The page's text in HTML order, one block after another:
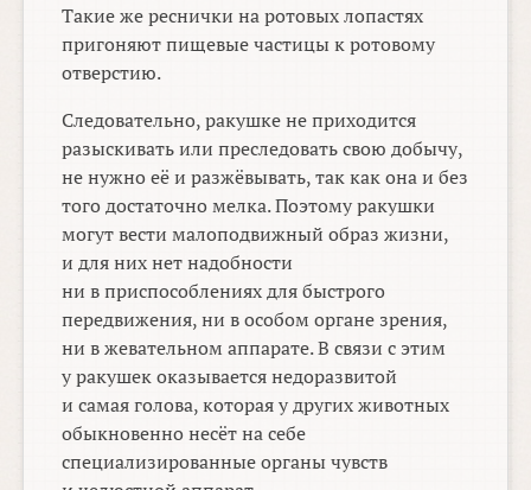
Такие же реснички на ротовых лопастях
пригоняют пищевые частицы к ротовому
отверстию.
Следовательно, ракушке не приходится
разыскивать или преследовать свою добычу,
не нужно её и разжёвывать, так как она и без
того достаточно мелка. Поэтому ракушки
могут вести малоподвижный образ жизни,
и для них нет надобности
ни в приспособлениях для быстрого
передвижения, ни в особом органе зрения,
ни в жевательном аппарате. В связи с этим
у ракушек оказывается недоразвитой
и самая голова, которая у других животных
обыкновенно несёт на себе
специализированные органы чувств